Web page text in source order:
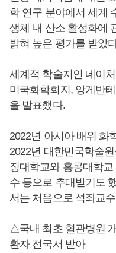
학 연구 분야에서 세계
생체 내 산소 활성화에
밝혀 높은 평가를 받았
세계적 학술지인 네이
미국화학회지, 앙게반
을 발표했다.
2022년 아시아 배위 화
2022년 대한민국학술
징대학교와 홍콩대학
수 등으로 추대받기도
서는 처음으로 석좌교
△국내 최초 혈관병원
환자 전국서 받아